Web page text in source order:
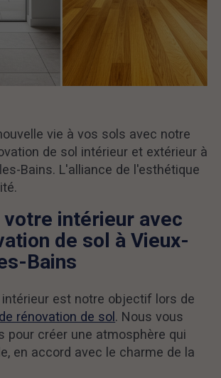
vie à vos sols avec notre
de sol intérieur et extérieur à
Bains. L'alliance de l'esthétique
votre intérieur avec
de sol à Vieux-
Bains
est notre objectif lors de
rénovation de sol. Nous vous
pour créer une atmosphère qui
en accord avec le charme de la